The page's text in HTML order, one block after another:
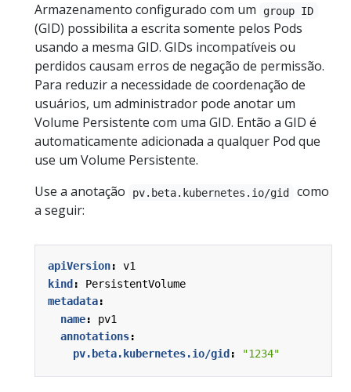
Armazenamento configurado com um group ID
(GID) possibilita a escrita somente pelos Pods
usando a mesma GID. GIDs incompatíveis ou
perdidos causam erros de negação de permissão.
Para reduzir a necessidade de coordenação de
usuários, um administrador pode anotar um
Volume Persistente com uma GID. Então a GID é
automaticamente adicionada a qualquer Pod que
use um Volume Persistente.
Use a anotação
pv.beta.kubernetes.io/gid
como
a seguir:
apiVersion:
v1
kind :
PersistentVolume
metadata:
name:
pv1
annotations:
pv.beta.kubernetes.io/gid : "1234"